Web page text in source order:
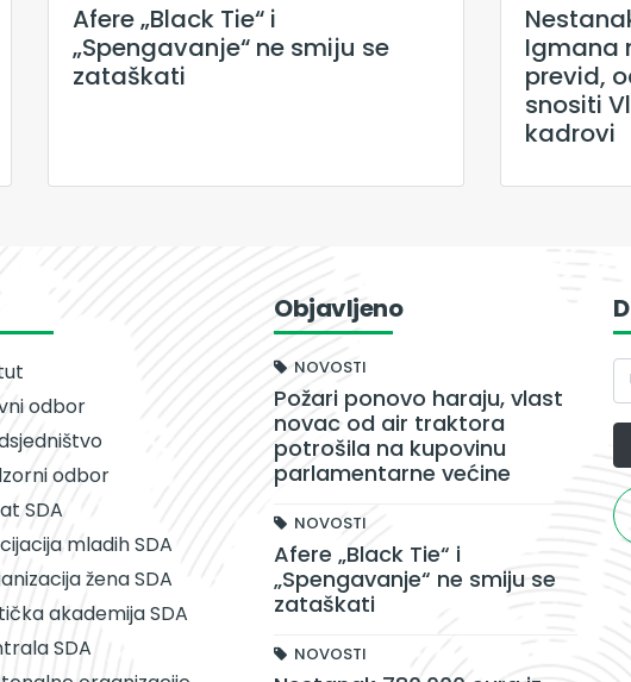
Afere „Black Tie“ i
„Spengavanje“ ne smiju se
zataškati
Igmana
previd,
snositi
kadrovi
odbor
odbor
SDA
mladih SDA
žena SDA
akademija SDA
SDA
Objavljeno
NOVOSTI
Požari ponovo haraju, vlast
novac od air traktora
potrošila na kupovinu
parlamentarne većine
NOVOSTI
Afere „Black Tie“ i
„Spengavanje“ ne smiju se
zataškati
NOVOSTI